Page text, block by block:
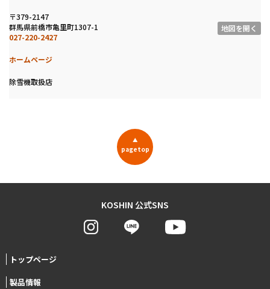
〒379-2147
地図を開く
群馬県前橋市亀里町1307-1
027-220-2427
ホームページ
除雪機取扱店
▲
pagetop
KOSHIN 公式SNS
トップページ
製品情報